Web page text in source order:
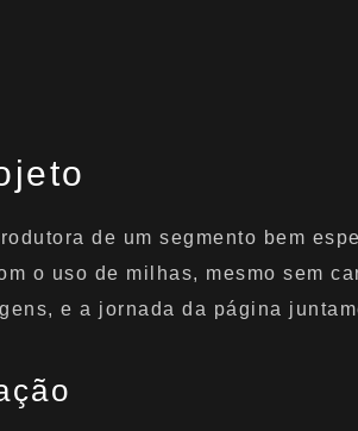
de um segmento bem
o uso de milhas, mesmo sem
e a jornada da página